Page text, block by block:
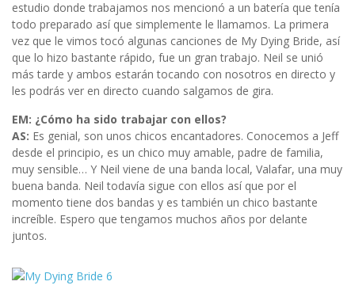
estudio donde trabajamos nos mencionó a un batería que tenía
todo preparado así que simplemente le llamamos. La primera
vez que le vimos tocó algunas canciones de My Dying Bride, así
que lo hizo bastante rápido, fue un gran trabajo. Neil se unió
más tarde y ambos estarán tocando con nosotros en directo y
les podrás ver en directo cuando salgamos de gira.
EM: ¿Cómo ha sido trabajar con ellos?
AS: Es genial, son unos chicos encantadores. Conocemos a Jeff
desde el principio, es un chico muy amable, padre de familia,
muy sensible… Y Neil viene de una banda local, Valafar, una muy
buena banda. Neil todavía sigue con ellos así que por el
momento tiene dos bandas y es también un chico bastante
increíble. Espero que tengamos muchos años por delante
juntos.